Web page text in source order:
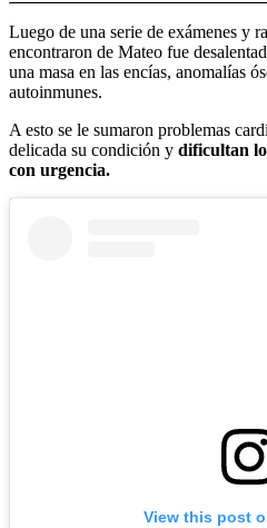
Luego de una serie de exámenes y
encontraron de Mateo fue
una masa en las encías, anomalías
autoinmunes.
A esto se le sumaron problemas
delicada su condición y dificultan
con urgencia.
View this post